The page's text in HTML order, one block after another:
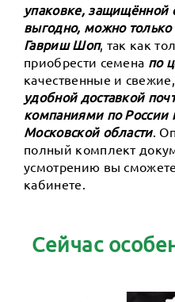
упаковке, защищённой
выгодно, можно только
Гавриш Шоп, так как
приобрести семена по
качественные и свежие,
удобной доставкой
компаниями по России
Московской области.
полный комплект
усмотрению вы
кабинете.
Сейчас